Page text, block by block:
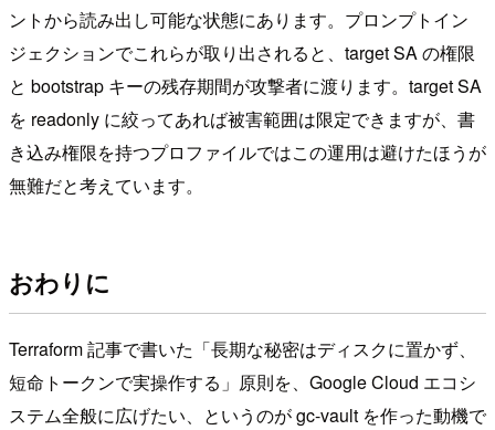
ントから読み出し可能な状態にあります。プロンプトイン
ジェクションでこれらが取り出されると、target SA の権限
と bootstrap キーの残存期間が攻撃者に渡ります。target SA
を readonly に絞ってあれば被害範囲は限定できますが、書
き込み権限を持つプロファイルではこの運用は避けたほうが
無難だと考えています。
おわりに
Terraform 記事で書いた「長期な秘密はディスクに置かず、
短命トークンで実操作する」原則を、Google Cloud エコシ
ステム全般に広げたい、というのが gc-vault を作った動機で